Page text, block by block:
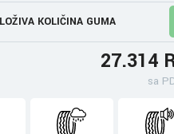
KOLIČINA GUMA
27.314
sa